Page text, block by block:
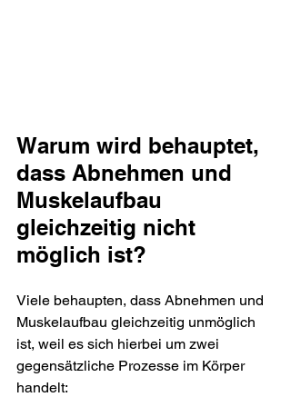
Warum wird behauptet,
dass Abnehmen und
Muskelaufbau
gleichzeitig nicht
möglich ist?
Viele behaupten, dass Abnehmen und
Muskelaufbau gleichzeitig unmöglich
ist, weil es sich hierbei um zwei
gegensätzliche Prozesse im Körper
handelt: